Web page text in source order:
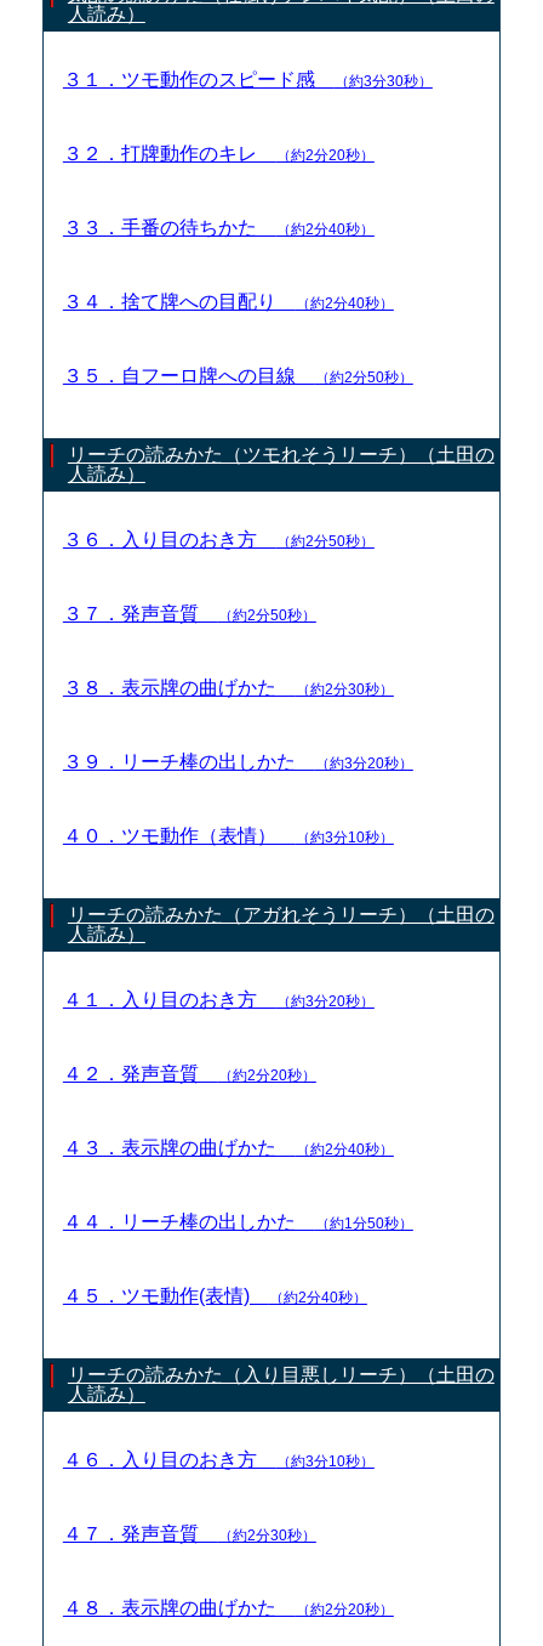
人読み）
３１．ツモ動作のスピード感 （約3分30秒）
３２．打牌動作のキレ （約2分20秒）
３３．手番の待ちかた （約2分40秒）
３４．捨て牌への目配り （約2分40秒）
３５．自フーロ牌への目線 （約2分50秒）
リーチの読みかた（ツモれそうリーチ）（土田の
人読み）
３６．入り目のおき方 （約2分50秒）
３７．発声音質 （約2分50秒）
３８．表示牌の曲げかた （約2分30秒）
３９．リーチ棒の出しかた （約3分20秒）
４０．ツモ動作（表情） （約3分10秒）
リーチの読みかた（アガれそうリーチ）（土田の
人読み）
４１．入り目のおき方 （約3分20秒）
４２．発声音質 （約2分20秒）
４３．表示牌の曲げかた （約2分40秒）
４４．リーチ棒の出しかた （約1分50秒）
４５．ツモ動作(表情) （約2分40秒）
リーチの読みかた（入り目悪しリーチ）（土田の
人読み）
４６．入り目のおき方 （約3分10秒）
４７．発声音質 （約2分30秒）
４８．表示牌の曲げかた （約2分20秒）